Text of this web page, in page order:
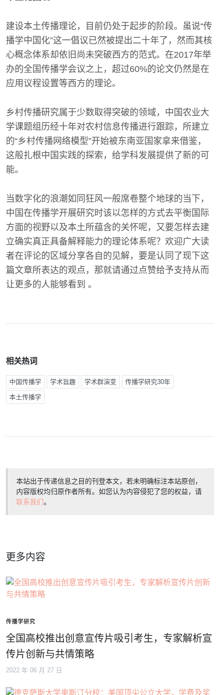
建设本土传播理论，目前仍处于起步的阶段。虽说“传
播学中国化”这一倡议已然被提出二十年了，然而其核
心概念体系却依旧尚未突破西方的范式。在2017年举
办的全国传播学会议之上，超过60%的论文仍然是在
应用议程设置等西方的理论。
乡村传播研究属于少数取得突破的领域，中国农业大
学课题组历经十年对农村信息传播进行跟踪，所建立
的“乡村传播网络模型”开始被东南亚国家拿来借鉴，
这般扎根中国实践的探索，给学科发展提供了新的可
能。
当数字化的浪潮如同狂风一般席卷整个地球的当下，
中国在传播学开展研究时该以怎样的方式去平衡国际
方面的视野以及本土所蕴含的关怀呢，又要怎样去建
立确实真正具备解释能力的理论体系呢？欢迎广大读
者在评论的区域分享各自的见解，要是认同了现下这
篇文章所表达的观点，那就请通过点赞给予支持从而
让更多的人能够看到 。
相关热词
中国传播学 学术旨趣 学术群演变 传播学研究30年
本土传播学
本站出于传递信息之目的刊登本文，若未明确标注本站原创，
内容版权均归原作者所有。如您认为内容侵犯了您的权益，请
联系我们。
更多内容
传播学研究
全国高校推出创意宣传片吸引考生，专家解析宣
传片创新与共情策略
2022 年 06 月 27 日